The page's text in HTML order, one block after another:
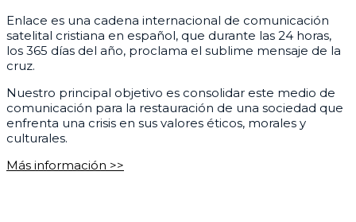
Enlace es una cadena internacional de comunicación
satelital cristiana en español, que durante las 24 horas,
los 365 días del año, proclama el sublime mensaje de la
cruz.
Nuestro principal objetivo es consolidar este medio de
comunicación para la restauración de una sociedad que
enfrenta una crisis en sus valores éticos, morales y
culturales.
Más información >>